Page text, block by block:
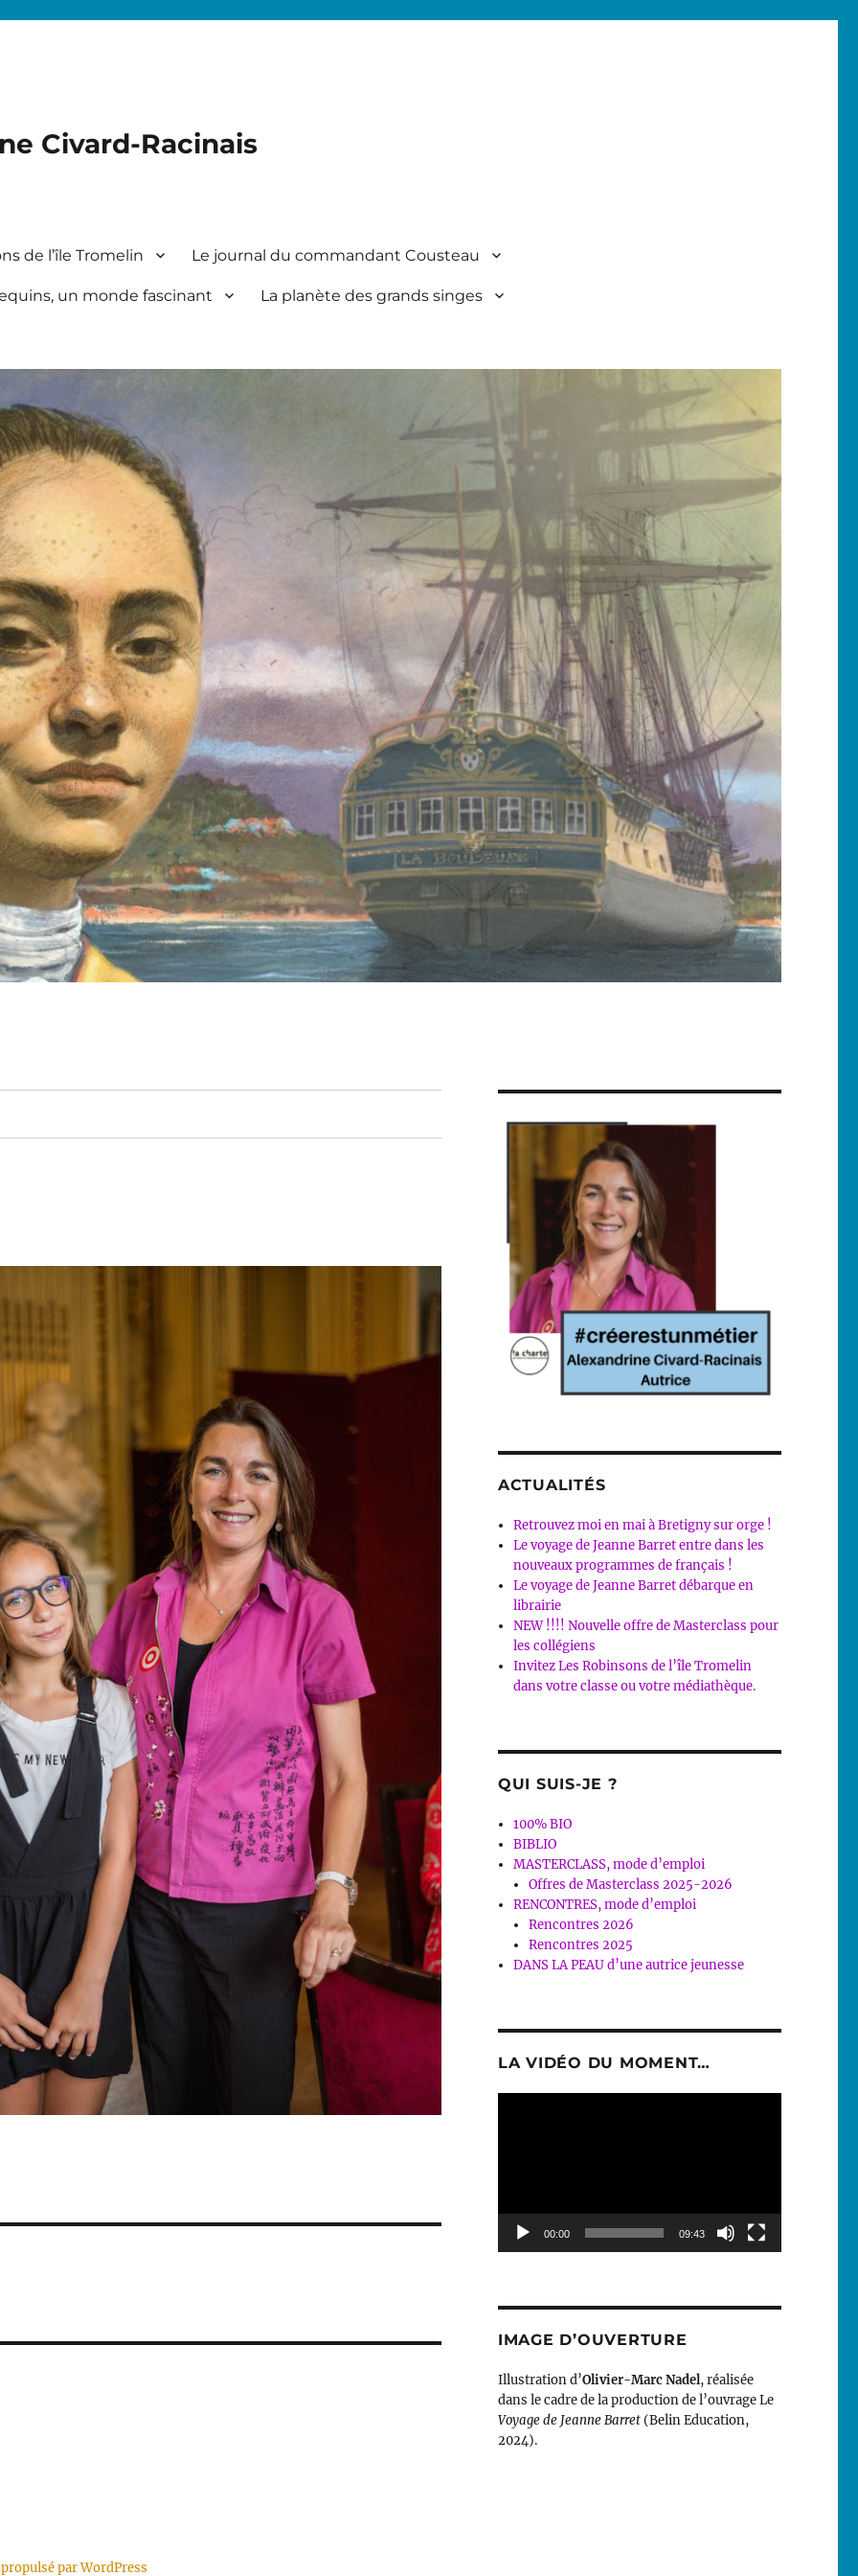
Civard-Racinais
de l’île Tromelin Le journal du commandant Cousteau
un monde fascinant La planète des grands singes
ACTUALITÉS
Retrouvez moi en mai à Bretigny sur orge !
Le voyage de Jeanne Barret entre dans les
nouveaux programmes de français !
Le voyage de Jeanne Barret débarque en
librairie
NEW !!!! Nouvelle offre de Masterclass pour
les collégiens
Invitez Les Robinsons de l’île Tromelin
dans votre classe ou votre médiathèque.
QUI SUIS-JE ?
100% BIO
BIBLIO
MASTERCLASS, mode d’emploi
Offres de Masterclass 2025-2026
RENCONTRES, mode d’emploi
Rencontres 2026
Rencontres 2025
DANS LA PEAU d’une autrice jeunesse
LA VIDÉO DU MOMENT…
00:00 09:43
IMAGE D’OUVERTURE
Illustration d’Olivier-Marc Nadel, réalisée
dans le cadre de la production de l’ouvrage Le
Voyage de Jeanne Barret(Belin Education,
2024).
par WordPress